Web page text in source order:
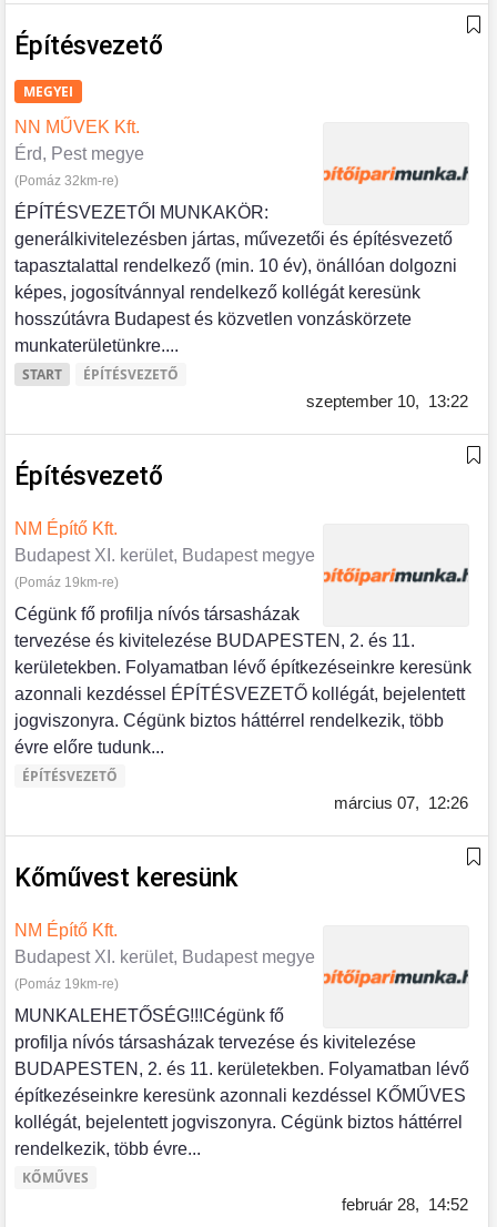
Építésvezető
MEGYEI
NN MŰVEK Kft.
Érd, Pest megye
(Pomáz 32km-re)
ÉPÍTÉSVEZETŐI MUNKAKÖR:
generálkivitelezésben jártas, művezetői és építésvezető
tapasztalattal rendelkező (min. 10 év), önállóan dolgozni
képes, jogosítvánnyal rendelkező kollégát keresünk
hosszútávra Budapest és közvetlen vonzáskörzete
munkaterületünkre....
START
ÉPÍTÉSVEZETŐ
szeptember 10, 13:22
Építésvezető
NM Építő Kft.
Budapest XI. kerület, Budapest megye
(Pomáz 19km-re)
Cégünk fő profilja nívós társasházak
tervezése és kivitelezése BUDAPESTEN, 2. és 11.
kerületekben. Folyamatban lévő építkezéseinkre keresünk
azonnali kezdéssel ÉPÍTÉSVEZETŐ kollégát, bejelentett
jogviszonyra. Cégünk biztos háttérrel rendelkezik, több
évre előre tudunk...
ÉPÍTÉSVEZETŐ
március 07, 12:26
Kőművest keresünk
NM Építő Kft.
Budapest XI. kerület, Budapest megye
(Pomáz 19km-re)
MUNKALEHETŐSÉG!!!Cégünk fő
profilja nívós társasházak tervezése és kivitelezése
BUDAPESTEN, 2. és 11. kerületekben. Folyamatban lévő
építkezéseinkre keresünk azonnali kezdéssel KŐMŰVES
kollégát, bejelentett jogviszonyra. Cégünk biztos háttérrel
rendelkezik, több évre...
KŐMŰVES
február 28, 14:52